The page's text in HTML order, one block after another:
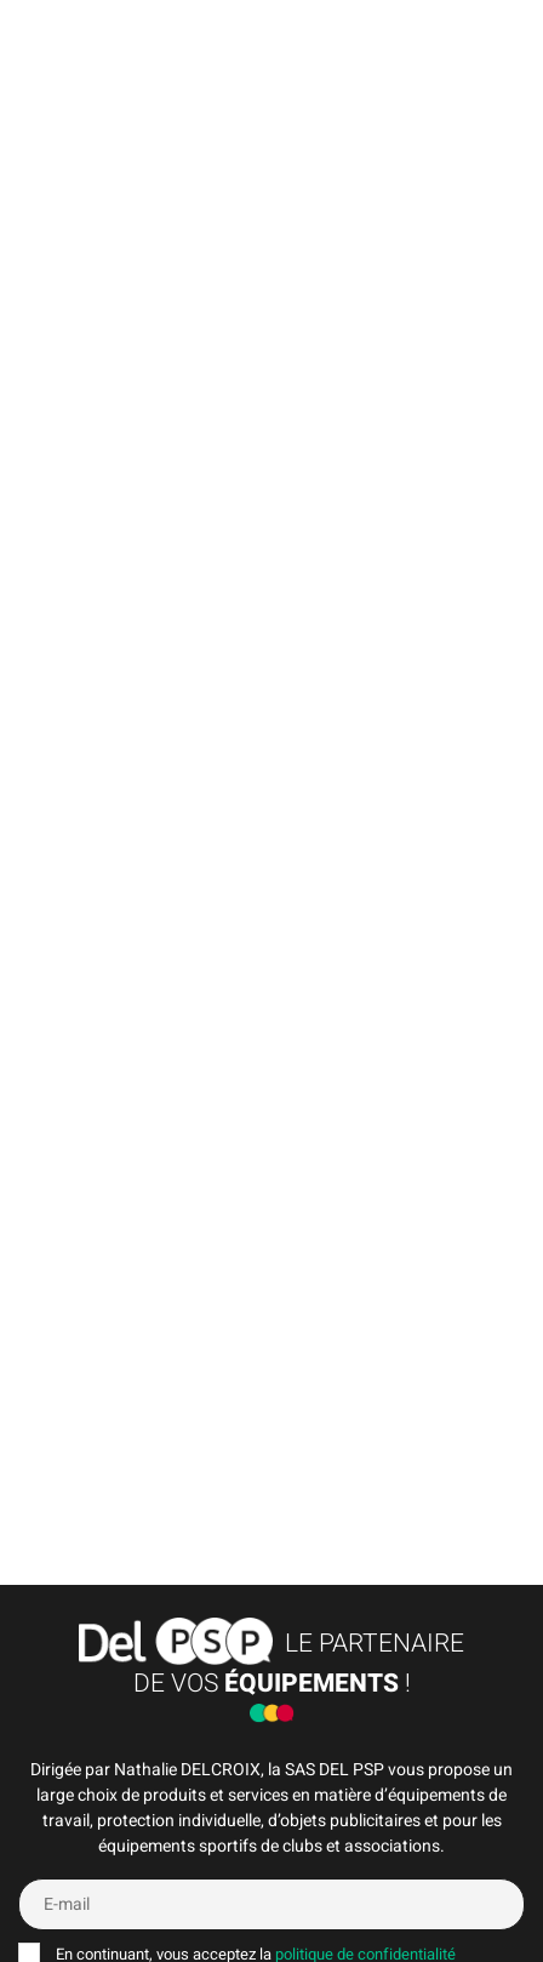
LE PARTENAIRE
DE VOSÉQUIPEMENTS!
Dirigée par Nathalie DELCROIX, la SAS DEL PSP vous propose un
large choix de produits et services en matière d’équipements de
travail, protection individuelle, d’objets publicitaires et pour les
équipements sportifs de clubs et associations.
En continuant, vous acceptez la politique de confidentialité